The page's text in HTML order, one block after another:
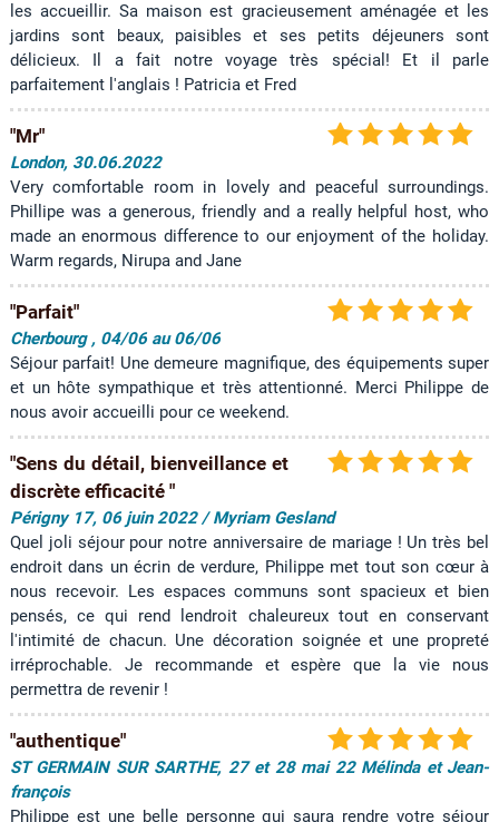
les accueillir. Sa maison est gracieusement aménagée et les
jardins sont beaux, paisibles et ses petits déjeuners sont
délicieux. Il a fait notre voyage très spécial! Et il parle
parfaitement l'anglais ! Patricia et Fred
"Mr"
London, 30.06.2022
Very comfortable room in lovely and peaceful surroundings.
Phillipe was a generous, friendly and a really helpful host, who
made an enormous difference to our enjoyment of the holiday.
Warm regards, Nirupa and Jane
"Parfait"
Cherbourg , 04/06 au 06/06
Séjour parfait! Une demeure magnifique, des équipements super
et un hôte sympathique et très attentionné. Merci Philippe de
nous avoir accueilli pour ce weekend.
"Sens du détail, bienveillance et
discrète efficacité "
Périgny 17, 06 juin 2022 / Myriam Gesland
Quel joli séjour pour notre anniversaire de mariage ! Un très bel
endroit dans un écrin de verdure, Philippe met tout son cœur à
nous recevoir. Les espaces communs sont spacieux et bien
pensés, ce qui rend lendroit chaleureux tout en conservant
l'intimité de chacun. Une décoration soignée et une propreté
irréprochable. Je recommande et espère que la vie nous
permettra de revenir !
"authentique"
ST GERMAIN SUR SARTHE, 27 et 28 mai 22 Mélinda et Jean-
françois
Philippe est une belle personne qui saura rendre votre séjour